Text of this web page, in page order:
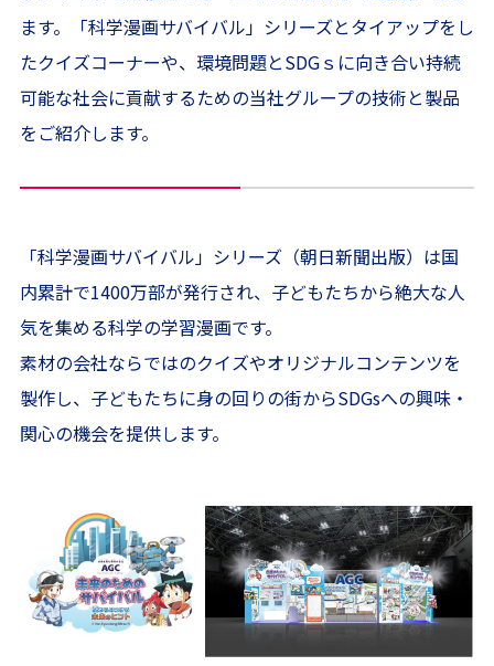
ます。「科学漫画サバイバル」シリーズとタイアップをし
たクイズコーナーや、環境問題とSDGｓに向き合い持続
可能な社会に貢献するための当社グループの技術と製品
をご紹介します。
「科学漫画サバイバル」シリーズ（朝日新聞出版）は国
内累計で1400万部が発行され、子どもたちから絶大な人
気を集める科学の学習漫画です。
素材の会社ならではのクイズやオリジナルコンテンツを
製作し、子どもたちに身の回りの街からSDGsへの興味・
関心の機会を提供します。